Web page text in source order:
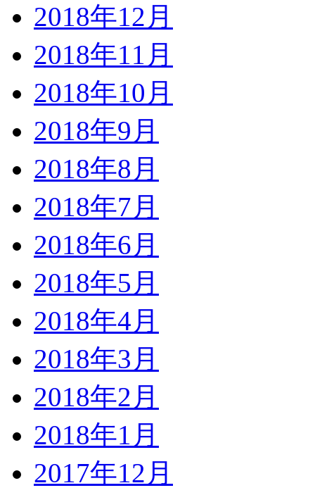
2018年12月
2018年11月
2018年10月
2018年9月
2018年8月
2018年7月
2018年6月
2018年5月
2018年4月
2018年3月
2018年2月
2018年1月
2017年12月